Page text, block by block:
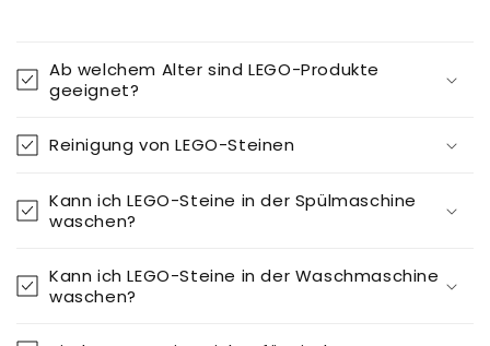
Ab welchem Alter sind LEGO-Produkte
geeignet?
Reinigung von LEGO-Steinen
Kann ich LEGO-Steine in der Spülmaschine
waschen?
Kann ich LEGO-Steine in der Waschmaschine
waschen?